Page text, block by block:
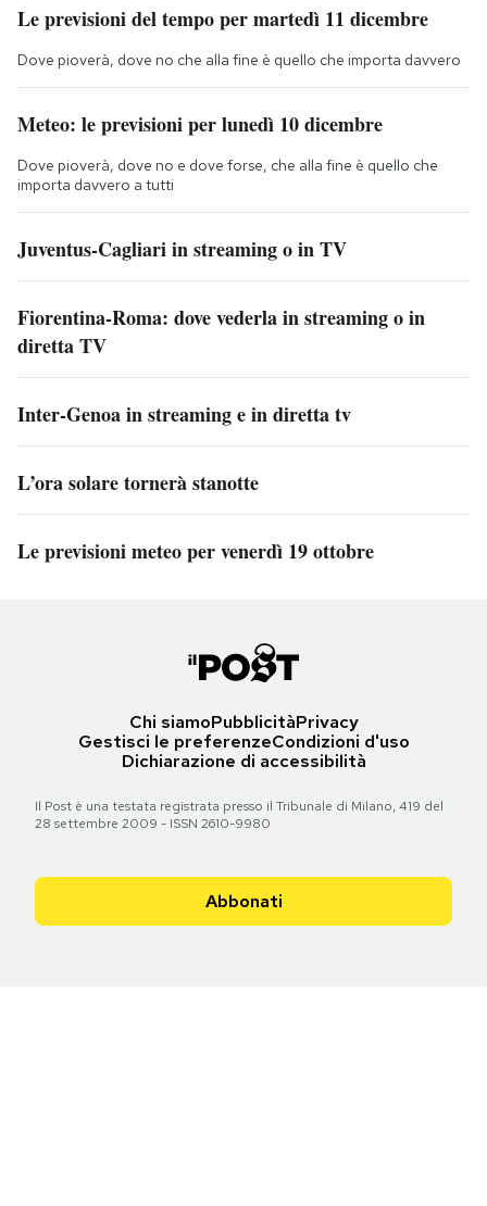
Le previsioni del tempo per martedì 11 dicembre
Dove pioverà, dove no che alla fine è quello che importa davvero
Meteo: le previsioni per lunedì 10 dicembre
Dove pioverà, dove no e dove forse, che alla fine è quello che
importa davvero a tutti
Juventus-Cagliari in streaming o in TV
Fiorentina-Roma: dove vederla in streaming o in
diretta TV
Inter-Genoa in streaming e in diretta tv
L’ora solare tornerà stanotte
Le previsioni meteo per venerdì 19 ottobre
Chi siamoPubblicitàPrivacy
Gestisci le preferenzeCondizioni d'uso
Dichiarazione di accessibilità
Il Post è una testata registrata presso il Tribunale di Milano, 419 del
28 settembre 2009 - ISSN 2610-9980
Abbonati